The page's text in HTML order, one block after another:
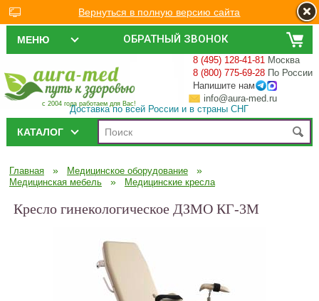
ОБРАТНЫЙ ЗВОНОК
МЕНЮ
с 2004 года работаем для Вас!
8 (495) 128-41-81 Москва
8 (800) 775-69-28 По России
Напишите нам
info@aura-med.ru
Доставка по всей России и в страны СНГ
КАТАЛОГ
Главная » Медицинское оборудование »
Медицинская мебель » Медицинские кресла
Кресло гинекологическое ДЗМО КГ‑3М
Вернуться в полную версию сайта